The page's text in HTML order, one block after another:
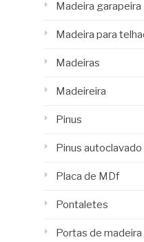
Madeira garapeira
Madeira para
Madeiras
Madeireira
Pinus
Pinus autoclavado
Placa de MDf
Pontaletes
Portas de madeira